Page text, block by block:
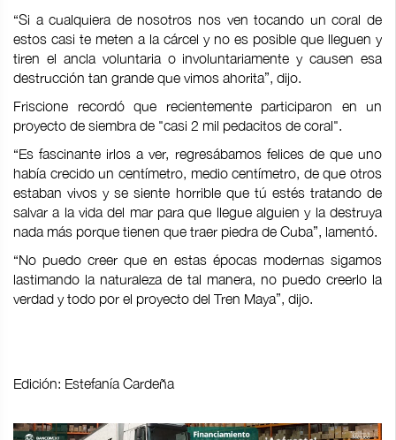
“Si a cualquiera de nosotros nos ven tocando un coral de
estos casi te meten a la cárcel y no es posible que lleguen y
tiren el ancla voluntaria o involuntariamente y causen esa
destrucción tan grande que vimos ahorita”, dijo.
Friscione recordó que recientemente participaron en un
proyecto de siembra de "casi 2 mil pedacitos de coral".
“Es fascinante irlos a ver, regresábamos felices de que uno
había crecido un centímetro, medio centímetro, de que otros
estaban vivos y se siente horrible que tú estés tratando de
salvar a la vida del mar para que llegue alguien y la destruya
nada más porque tienen que traer piedra de Cuba”, lamentó.
“No puedo creer que en estas épocas modernas sigamos
lastimando la naturaleza de tal manera, no puedo creerlo la
verdad y todo por el proyecto del Tren Maya”, dijo.
Edición: Estefanía Cardeña